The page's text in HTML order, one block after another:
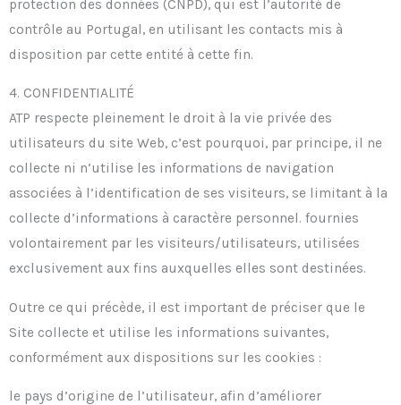
protection des données (CNPD), qui est l’autorité de
contrôle au Portugal, en utilisant les contacts mis à
disposition par cette entité à cette fin.
4. CONFIDENTIALITÉ
ATP respecte pleinement le droit à la vie privée des
utilisateurs du site Web, c’est pourquoi, par principe, il ne
collecte ni n’utilise les informations de navigation
associées à l’identification de ses visiteurs, se limitant à la
collecte d’informations à caractère personnel. fournies
volontairement par les visiteurs/utilisateurs, utilisées
exclusivement aux fins auxquelles elles sont destinées.
Outre ce qui précède, il est important de préciser que le
Site collecte et utilise les informations suivantes,
conformément aux dispositions sur les cookies :
le pays d’origine de l’utilisateur, afin d’améliorer